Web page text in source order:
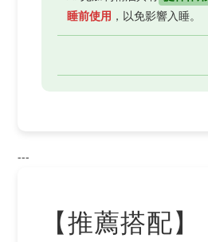
睡前使用 ，以免影響入睡。
---
【推薦搭配】